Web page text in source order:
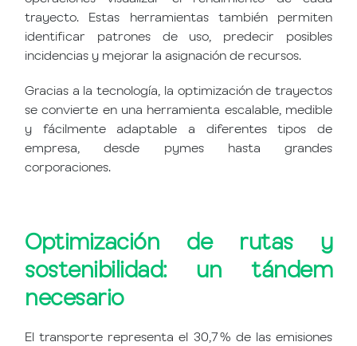
trayecto. Estas herramientas también permiten
identificar patrones de uso, predecir posibles
incidencias y mejorar la asignación de recursos.
Gracias a la tecnología, la optimización de trayectos
se convierte en una herramienta escalable, medible
y fácilmente adaptable a diferentes tipos de
empresa, desde pymes hasta grandes
corporaciones.
Optimización de rutas y
sostenibilidad: un tándem
necesario
El transporte representa el 30,7 % de las emisiones